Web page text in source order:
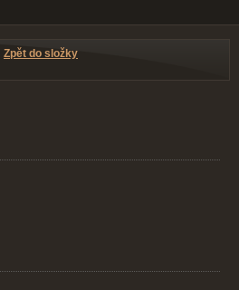
Zpět do složky